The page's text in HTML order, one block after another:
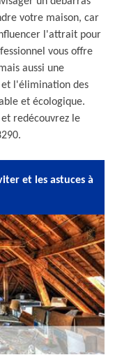
votre maison, car
l'attrait pour
vous offre
aussi une
l'élimination des
et écologique.
et redécouvrez le
et les astuces à